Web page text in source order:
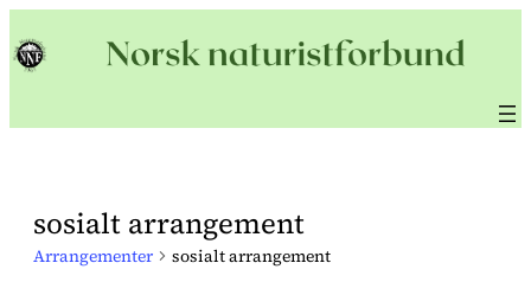
sosialt arrangement
Arrangementer sosialt arrangement